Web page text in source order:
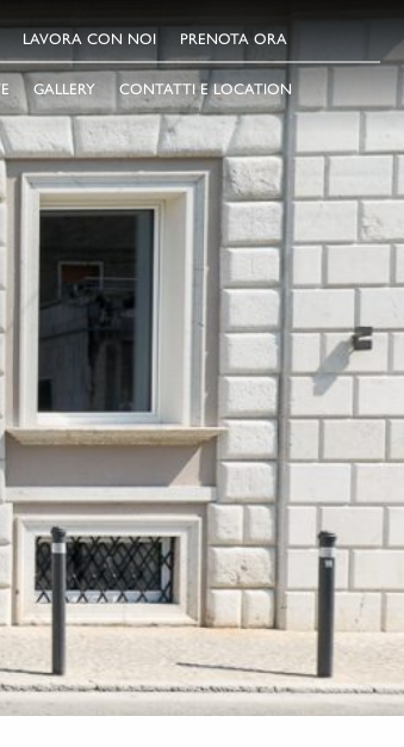
LAVORA CON NOI PRENOTA ORA
GALLERY CONTATTI E LOCATION